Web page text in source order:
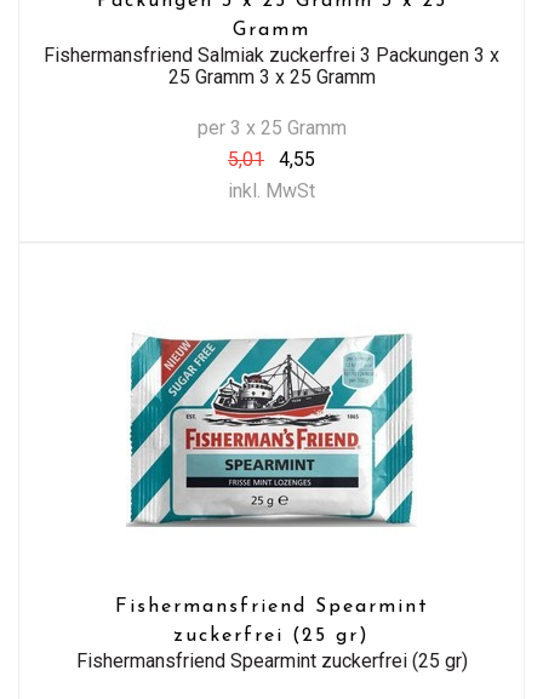
Gramm
Fishermansfriend Salmiak zuckerfrei 3 Packungen 3 x
25 Gramm 3 x 25 Gramm
per 3 x 25 Gramm
5,01
4,55
inkl. MwSt
Fishermansfriend Spearmint
zuckerfrei (25 gr)
Fishermansfriend Spearmint zuckerfrei (25 gr)